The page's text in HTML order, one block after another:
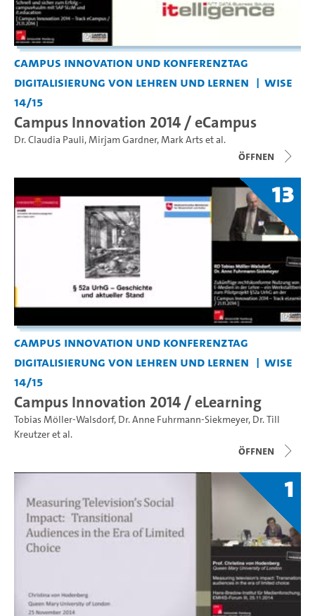
Campus Innovation und Konferenztag
Digitalisierung von Lehren und Lernen
WiSe
14/15
Campus Innovation 2014 / eCampus
Dr. Claudia Pauli,Mirjam Gardner,Mark Artset al.
Öffnen
13
Campus Innovation und Konferenztag
Digitalisierung von Lehren und Lernen
WiSe
14/15
Campus Innovation 2014 / eLearning
Tobias Möller-Walsdorf, Dr. Anne Fuhrmann-Siekmeyer, Dr. Till
Kreutzeret al.
Öffnen
1